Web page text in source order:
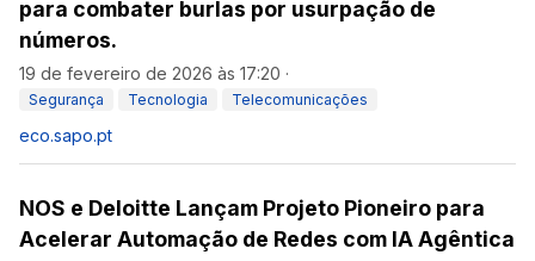
para combater burlas por usurpação de
números.
19 de fevereiro de 2026 às 17:20 ·
Segurança Tecnologia Telecomunicações
eco.sapo.pt
NOS e Deloitte Lançam Projeto Pioneiro para
Acelerar Automação de Redes com IA Agêntica